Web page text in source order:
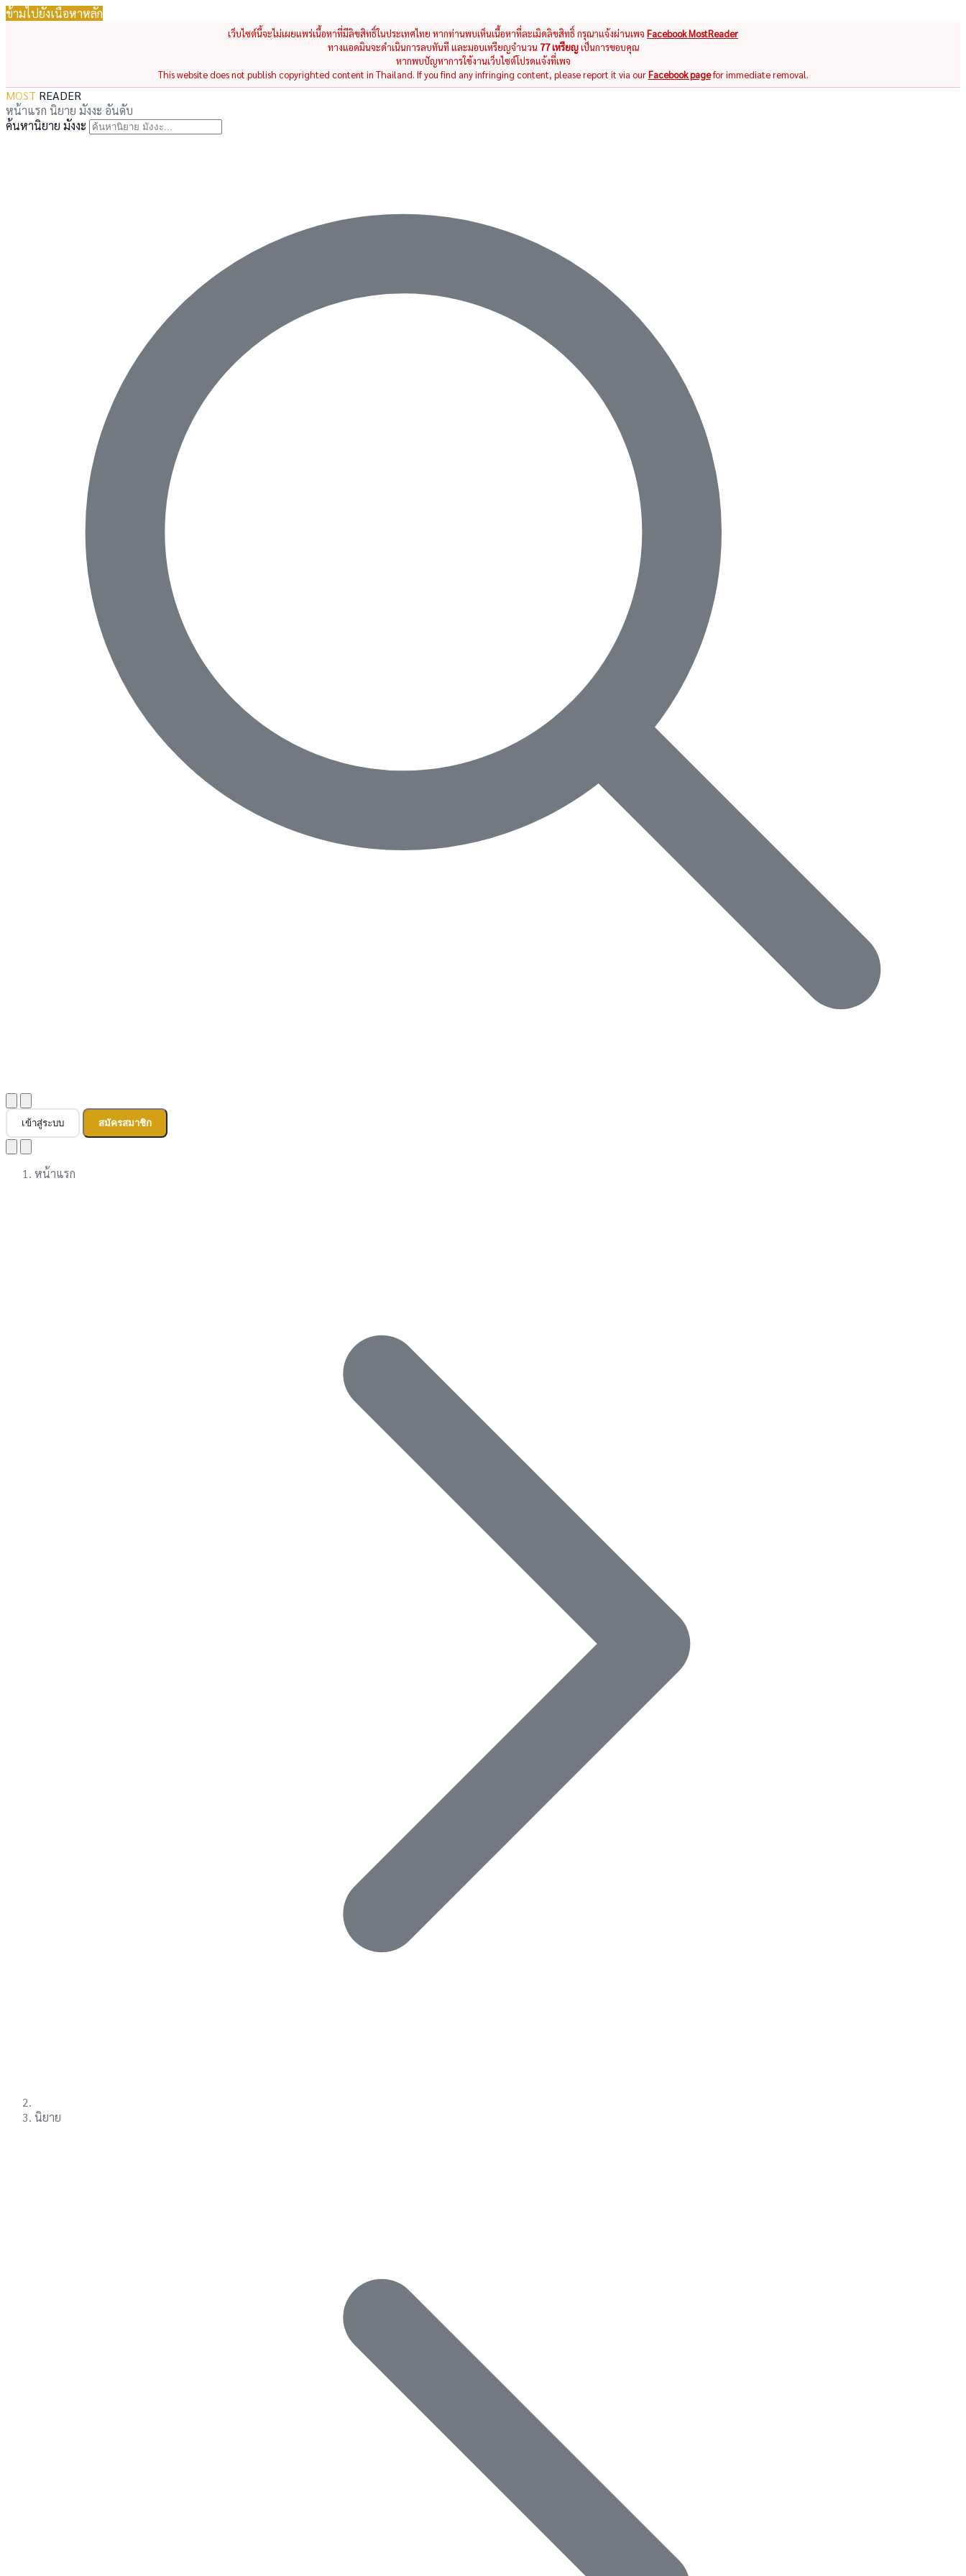
ข้ามไปยังเนื้อหาหลัก
เว็บไซต์นี้จะไม่เผยแพร่เนื้อหาที่มีลิขสิทธิ์ในประเทศไทย หากท่านพบเห็นเนื้อหาที่ละเมิดลิขสิทธิ์ กรุณาแจ้งผ่านเพจ Facebook MostReader
ทางแอดมินจะดำเนินการลบทันที และมอบเหรียญจำนวน 77 เหรียญเป็นการขอบคุณ
หากพบปัญหาการใช้งานเว็บไซต์โปรดแจ้งที่เพจ
This website does not publish copyrighted content in Thailand. If you find any infringing content, please report it via ourFacebook pagefor immediate removal.
MOST READER
หน้าแรก นิยาย มังงะ อันดับ
ค้นหานิยาย มังงะ
เข้าสู่ระบบ สมัครสมาชิก
หน้าแรก
นิยาย